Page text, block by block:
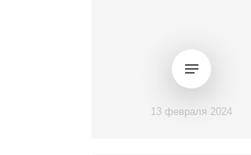
13 февраля 2024